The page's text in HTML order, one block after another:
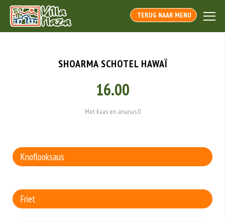
TERUG NAAR MENU
SHOARMA SCHOTEL HAWAÏ
16.00
Met kaas en ananas.0